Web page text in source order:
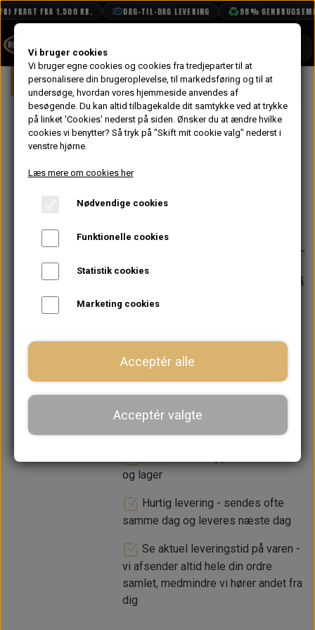
FRAGT FRA 1.500 KR. DAG-TIL-DAG LEVERING 98%
BOOK TID
PROJEKTER
TEKNISK DATA
VANDPOLERING
Forside Mini Kobling & Svinghjul
På lager
Låseblik til
Verto
41,60 kr.
Varenummer: 22A1155
Varen er på
lager. 1-2 dages leveringstid
− +
LÆG I KURV
og lager
Hurtig levering - sendes ofte
samme dag og leveres næste dag
Se aktuel leveringstid på varen -
vi afsender altid hele din ordre
samlet, medmindre vi hører andet fra
dig
Vi bruger cookies
Vi bruger egne cookies og cookies fra tredjeparter til at
personalisere din brugeroplevelse, til markedsføring og til at
undersøge, hvordan vores hjemmeside anvendes af
besøgende. Du kan altid tilbagekalde dit samtykke ved at trykke
på linket 'Cookies' nederst på siden. Ønsker du at ændre hvilke
cookies vi benytter? Så tryk på "Skift mit cookie valg" nederst i
venstre hjørne.
Læs mere om cookies her
Nødvendige cookies
Funktionelle cookies
Statistik cookies
Marketing cookies
Acceptér alle
Acceptér valgte